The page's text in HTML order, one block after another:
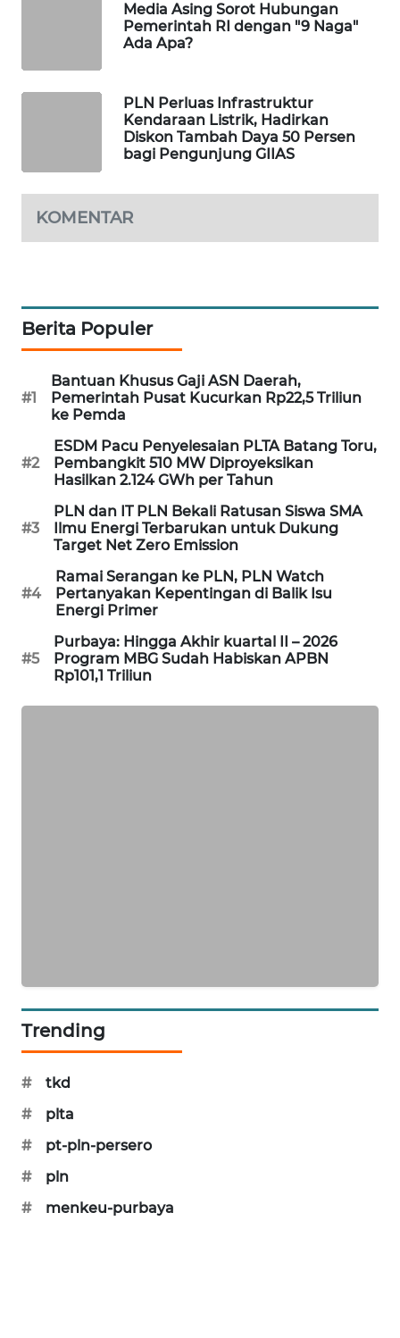
Media Asing Sorot Hubungan
Pemerintah RI dengan "9 Naga"
Ada Apa?
PLN Perluas Infrastruktur
Kendaraan Listrik, Hadirkan
Diskon Tambah Daya 50 Persen
bagi Pengunjung GIIAS
KOMENTAR
Berita Populer
#1
Bantuan Khusus Gaji ASN Daerah,
Pemerintah Pusat Kucurkan Rp22,5 Triliun
ke Pemda
#2
ESDM Pacu Penyelesaian PLTA Batang Toru,
Pembangkit 510 MW Diproyeksikan
Hasilkan 2.124 GWh per Tahun
#3
PLN dan IT PLN Bekali Ratusan Siswa SMA
Ilmu Energi Terbarukan untuk Dukung
Target Net Zero Emission
#4
Ramai Serangan ke PLN, PLN Watch
Pertanyakan Kepentingan di Balik Isu
Energi Primer
#5
Purbaya: Hingga Akhir kuartal II – 2026
Program MBG Sudah Habiskan APBN
Rp101,1 Triliun
Trending
#
tkd
#
plta
#
pt-pln-persero
#
pln
#
menkeu-purbaya
WAHANANEWS
WAHANA
UMKM
SELEB
PERSONA
WAHANA
OTOMOTIF
WAHANA
HEALTH
WAHANA
DESA
WISATA
LAPAK
WAHANA
Wahana
ID
MARTABAT
NET
WATCH
MKLI
LPKKI